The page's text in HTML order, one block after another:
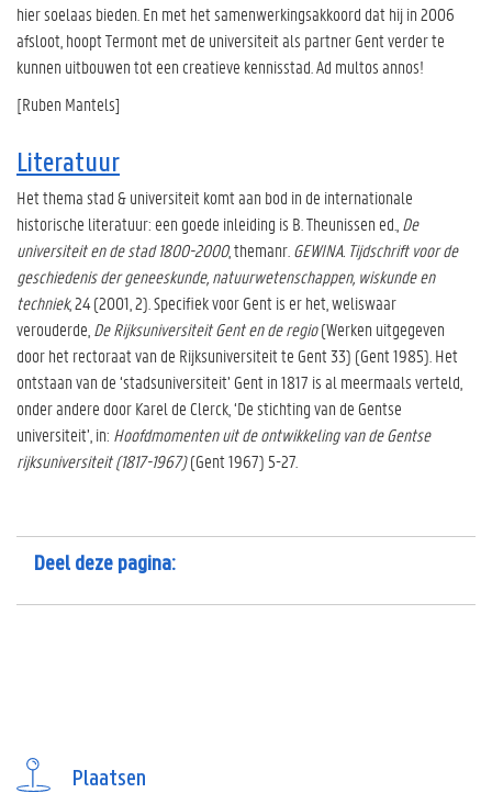
hier soelaas bieden. En met het samenwerkingsakkoord dat hij in 2006
afsloot, hoopt Termont met de universiteit als partner Gent verder te
kunnen uitbouwen tot een creatieve kennisstad. Ad multos annos!
[Ruben Mantels]
Literatuur
Het thema stad & universiteit komt aan bod in de internationale
historische literatuur: een goede inleiding is B. Theunissen ed., De
universiteit en de stad 1800-2000, themanr. GEWINA. Tijdschrift voor de
geschiedenis der geneeskunde, natuurwetenschappen, wiskunde en
techniek, 24 (2001, 2). Specifiek voor Gent is er het, weliswaar
verouderde, De Rijksuniversiteit Gent en de regio(Werken uitgegeven
door het rectoraat van de Rijksuniversiteit te Gent 33) (Gent 1985). Het
ontstaan van de ‘stadsuniversiteit’ Gent in 1817 is al meermaals verteld,
onder andere door Karel de Clerck, ‘De stichting van de Gentse
universiteit’, in: Hoofdmomenten uit de ontwikkeling van de Gentse
rijksuniversiteit (1817-1967)(Gent 1967) 5-27.
Deel deze pagina:
Plaatsen